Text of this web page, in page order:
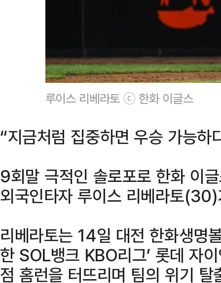
루이스 리베라토 ⓒ 한화 이글스
“지금처럼 집중하면 우승 가능하
9회말 극적인 솔로포로 한화 이
외국인타자 루이스 리베라토
리베라토는 14일 대전 한화생명
한 SOL뱅크 KBO리그’ 롯데 자
점 홈런을 터뜨리며 팀의 위기